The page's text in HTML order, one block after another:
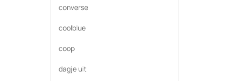
converse
coolblue
coop
dagje uit